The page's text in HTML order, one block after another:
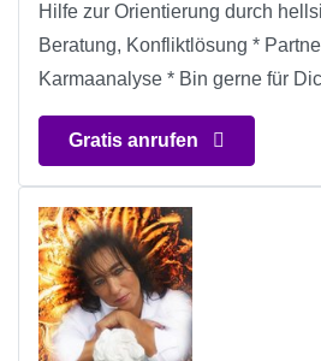
Hilfe zur Orientierung durch
Beratung, Konfliktlösung *
Karmaanalyse * Bin gerne für
Gratis anrufen